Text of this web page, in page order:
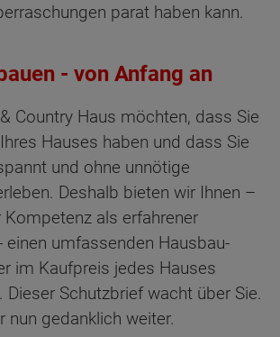
parat haben kann.
- von Anfang an
Country Haus möchten, dass Sie
Hauses haben und dass Sie
und ohne unnötige
Deshalb bieten wir Ihnen –
Kompetenz als erfahrener
einen umfassenden Hausbau-
im Kaufpreis jedes Hauses
Dieser Schutzbrief wacht über Sie.
nun gedanklich weiter.